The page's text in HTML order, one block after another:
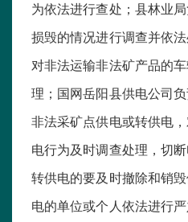
为依法进行查处；县林业
损毁的情况进行调查并依
对非法运输非法矿产品的
理；国网岳阳县供电公司
非法采矿点供电或转供电
电行为及时调查处理，切
转供电的要及时撤除和销
电的单位或个人依法进行